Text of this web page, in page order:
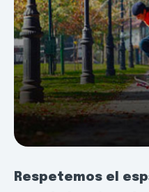
Respetemos el